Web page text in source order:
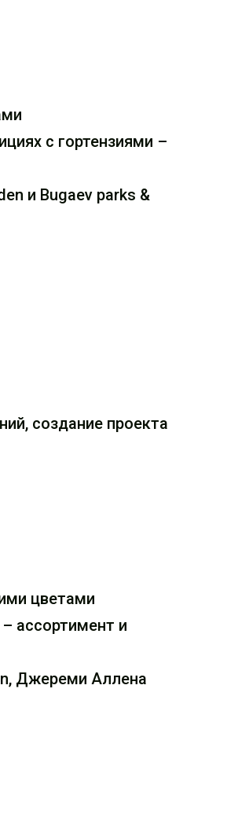
с гортензиями –
и Вugaev parks &
создание проекта
цветами
ассортимент и
Джереми Аллена